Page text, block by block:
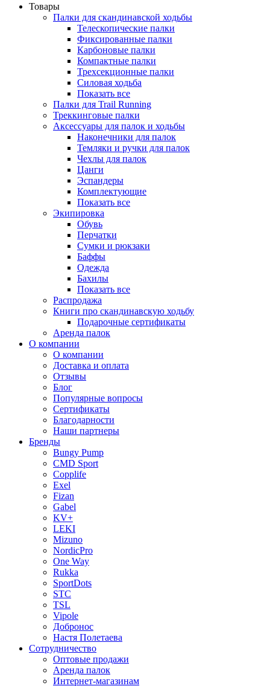
Товары
Палки для скандинавской ходьбы
Телескопические палки
Фиксированные палки
Карбоновые палки
Компактные палки
Трехсекционные палки
Силовая ходьба
Показать все
Палки для Trail Running
Треккинговые палки
Аксессуары для палок и ходьбы
Наконечники для палок
Темляки и ручки для палок
Чехлы для палок
Цанги
Эспандеры
Комплектующие
Показать все
Экипировка
Обувь
Перчатки
Сумки и рюкзаки
Баффы
Одежда
Бахилы
Показать все
Распродажа
Книги про скандинавскую ходьбу
Подарочные сертификаты
Аренда палок
О компании
О компании
Доставка и оплата
Отзывы
Блог
Популярные вопросы
Сертификаты
Благодарности
Наши партнеры
Бренды
Bungy Pump
CMD Sport
Copplife
Exel
Fizan
Gabel
KV+
LEKI
Mizuno
NordicPro
One Way
Rukka
SportDots
STC
TSL
Vipole
Добронос
Настя Полетаева
Сотрудничество
Оптовые продажи
Аренда палок
Интернет-магазинам